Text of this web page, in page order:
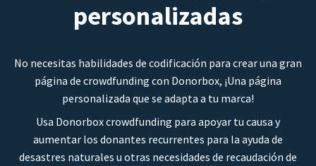
personalizadas
No necesitas habilidades de codificación para crear una gran
página de crowdfunding con Donorbox, ¡Una página
personalizada que se adapta a tu marca!
Usa Donorbox crowdfunding para apoyar tu causa y
aumentar los donantes recurrentes para la ayuda de
desastres naturales u otras necesidades de recaudación de